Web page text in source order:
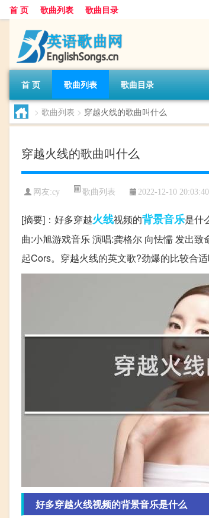
首 页 歌曲列表 歌曲目录
首 页 歌曲列表 歌曲目录
> 歌曲列表 > 穿越火线的歌曲叫什么
穿越火线的歌曲叫什么
网友:cy 歌曲列表 2022-12-10 20:03:40
[摘要]：好多穿越火线视频的背景音乐是什
曲:小旭游戏音乐 演唱:龚格尔 向怯懦 发出
起Cors。穿越火线的英文歌?劲爆的比较
好多穿越火线视频的背景音乐是什么